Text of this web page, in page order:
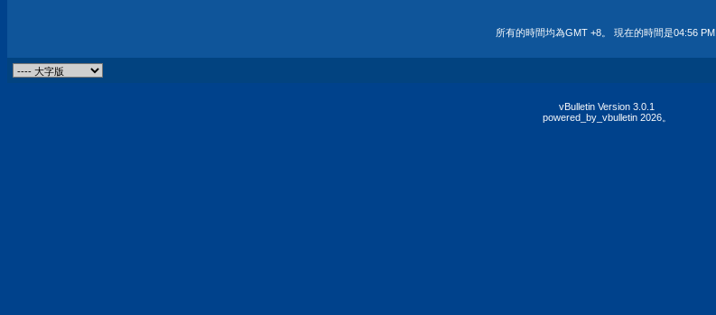
所有的時間均為GMT +8。 現在的時間是04:56 PM
vBulletin Version 3.0.1
powered_by_vbulletin 2026。